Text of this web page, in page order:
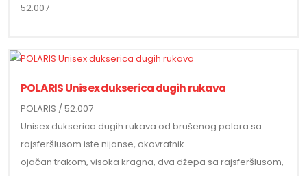
52.007
POLARIS Unisex dukserica dugih rukava
POLARIS / 52.007
Unisex dukserica dugih rukava od brušenog polara sa
rajsferšlusom iste nijanse, okovratnik
ojačan trakom, visoka kragna, dva džepa sa rajsferšlusom,